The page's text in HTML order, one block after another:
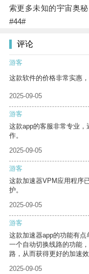
索更多未知的宇宙奥秘
#44#
评论
游客
这款软件的价格非常实惠，
2025-09-05
游客
这款app的客服非常专业
作。
2025-09-05
游客
这款加速器VPM应用程序
护。
2025-09-05
游客
这款加速器app的功能有
一个自动切换线路的功能
路，从而获得更好的加速效
2025-09-05